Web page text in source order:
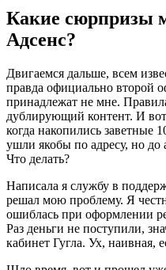
Какие сюрпризы
Адсенс?
Двигаемся дальше, всем
правда официально второй
принадлежат не мне.
дублирующий контент. И вот
когда накопились заветные
ушли якобы по адресу, но до
Что делать?
Написала я службу в
решал мою проблему. Я
ошиблась при оформлении
Раз деньги не поступили,
кабинет Гугла. Ух, наивная,